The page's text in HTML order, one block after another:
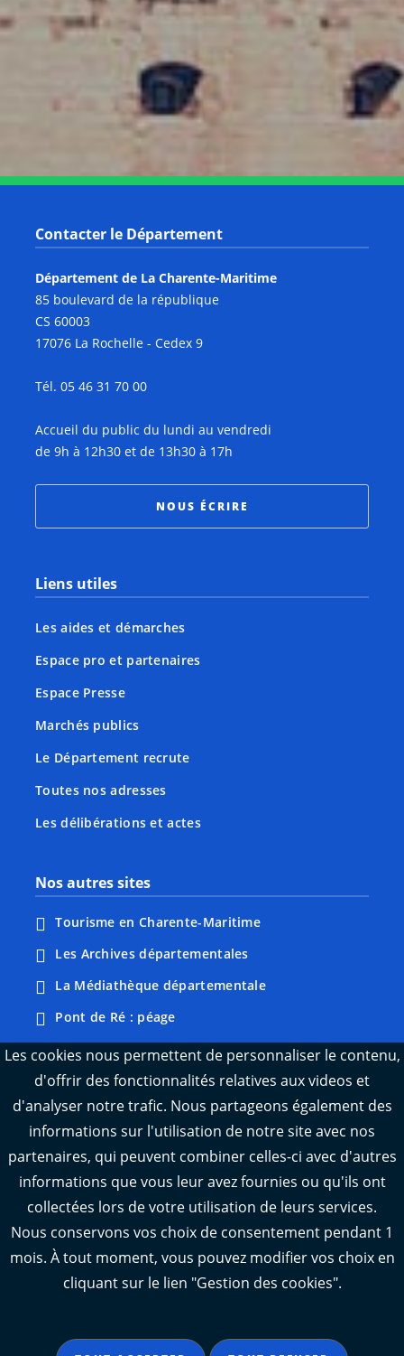
Notre page Instagram
Notre page Facebook
Notre page XNotre page Tiktok
Notre page
Notre page Youtube
Contacter le Département
Département de La Charente-Maritime
85 boulevard de la république
CS 60003
17076 La Rochelle - Cedex 9
Tél. 05 46 31 70 00
Accueil du public du lundi au vendredi
de 9h à 12h30 et de 13h30 à 17h
NOUS ÉCRIRE
Liens utiles
Les aides et démarches
Espace pro et partenaires
Espace Presse
Marchés publics
Le Département recrute
Toutes nos adresses
Les délibérations et actes
Nos autres sites
Tourisme en Charente-Maritime
Les Archives départementales
La Médiathèque départementale
Pont de Ré : péage
Webcams : Ré info trafic
Webcams : Oléron info trafic
Manger 17
L'Observatoire des territoires de Charente-
Maritime
Accessibilité : partiellement conforme
Les cookies nous permettent de personnaliser le contenu,
d'offrir des fonctionnalités relatives aux videos et
d'analyser notre trafic. Nous partageons également des
informations sur l'utilisation de notre site avec nos
partenaires, qui peuvent combiner celles-ci avec d'autres
informations que vous leur avez fournies ou qu'ils ont
collectées lors de votre utilisation de leurs services.
Nous conservons vos choix de consentement pendant 1
mois. À tout moment, vous pouvez modifier vos choix en
cliquant sur le lien "Gestion des cookies".